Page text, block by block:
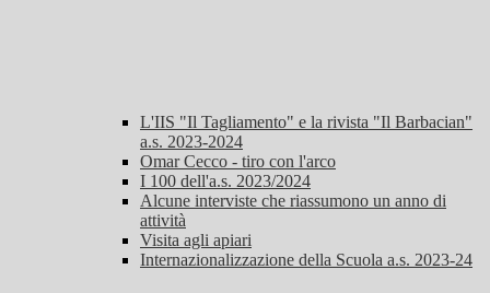
L'IIS "Il Tagliamento" e la rivista "Il Barbacian"
a.s. 2023-2024
Omar Cecco - tiro con l'arco
I 100 dell'a.s. 2023/2024
Alcune interviste che riassumono un anno di
attività
Visita agli apiari
Internazionalizzazione della Scuola a.s. 2023-24